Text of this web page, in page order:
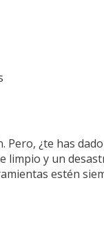
¿te has
y un
estén